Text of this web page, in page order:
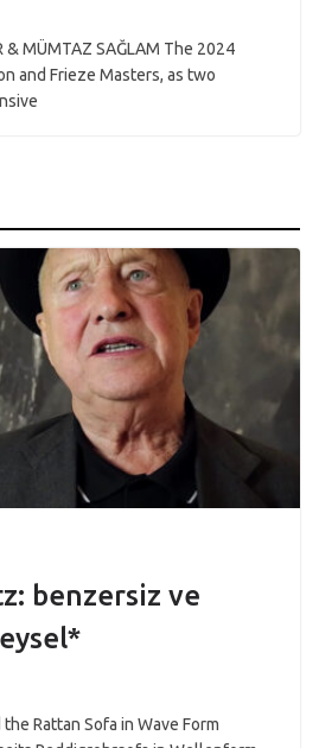
& MÜMTAZ SAĞLAM The 2024
and Frieze Masters, as two
benzersiz ve
Rattan Sofa in Wave Form